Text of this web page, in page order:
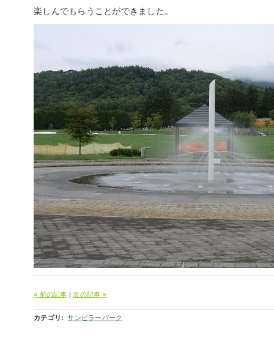
楽しんでもらうことができました。
« 前の記事 |次の記事 »
カテゴリ : サンピラーパーク